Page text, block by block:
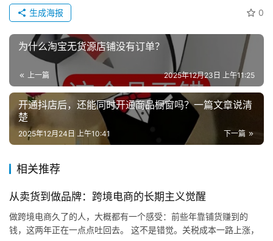
0
生成海报
为什么淘宝无货源店铺没有订单？
上一篇 2025年12月23日 上午11:25
开通抖店后，还能同时开通商品橱窗吗？一篇文章说清
楚
下一篇
2025年12月24日 上午10:41
相关推荐
从卖货到做品牌：跨境电商的长期主义觉醒
做跨境电商久了的人，大概都有一个感受：前些年靠铺货赚到的
钱，这两年正在一点点吐回去。 这不是错觉。关税成本一路上涨，